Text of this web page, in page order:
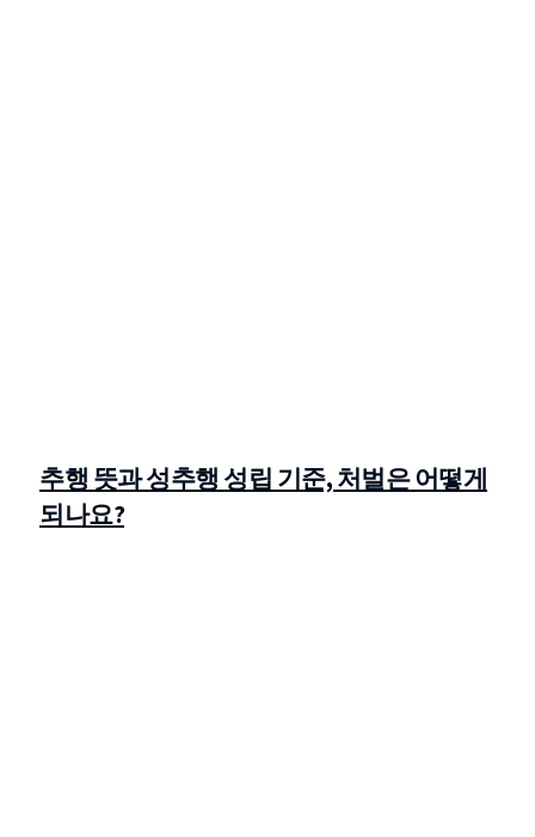
추행 뜻과 성추행 성립 기준, 처벌은 어떻게
되나요?